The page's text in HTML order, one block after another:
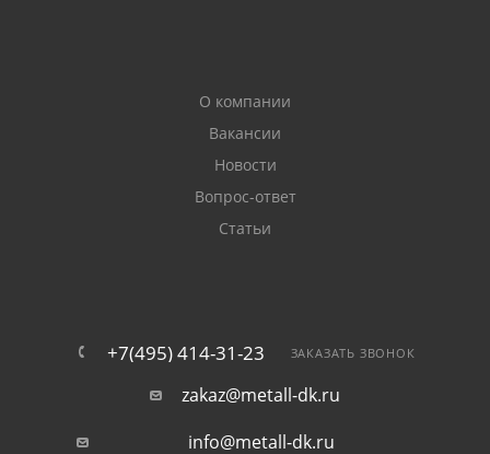
О компании
Вакансии
Новости
Вопрос-ответ
Статьи
+7(495) 414-31-23 ЗАКАЗАТЬ ЗВОНОК
zakaz@metall-dk.ru
info@metall-dk.ru